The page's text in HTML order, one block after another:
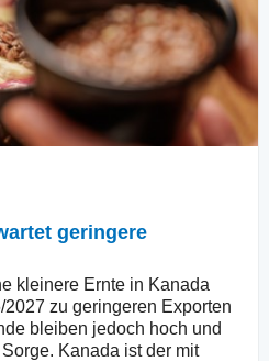
geringere
kleinere Ernte in Kanada
zu geringeren Exporten
bleiben jedoch hoch und
Kanada ist der mit